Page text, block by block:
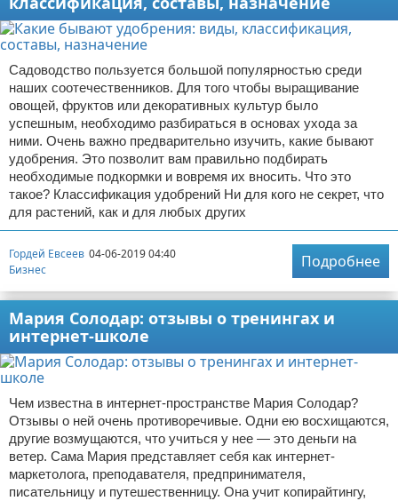
Садоводство пользуется большой популярностью среди
наших соотечественников. Для того чтобы выращивание
овощей, фруктов или декоративных культур было
успешным, необходимо разбираться в основах ухода за
ними. Очень важно предварительно изучить, какие бывают
удобрения. Это позволит вам правильно подбирать
необходимые подкормки и вовремя их вносить. Что это
такое? Классификация удобрений Ни для кого не секрет, что
для растений, как и для любых других
Гордей Евсеев 04-06-2019 04:40
Бизнес
Подробнее
Мария Солодар: отзывы о тренингах и
интернет-школе
Чем известна в интернет-пространстве Мария Солодар?
Отзывы о ней очень противоречивые. Одни ею восхищаются,
другие возмущаются, что учиться у нее — это деньги на
ветер. Сама Мария представляет себя как интернет-
маркетолога, преподавателя, предпринимателя,
писательницу и путешественницу. Она учит копирайтингу,